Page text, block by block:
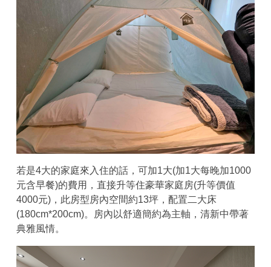
若是4大的家庭來入住的話，可加1大(加1大每晚加1000
元含早餐)的費用，直接升等住豪華家庭房(升等價值
4000元)，此房型房內空間約13坪，配置二大床
(180cm*200cm)。房內以舒適簡約為主軸，清新中帶著
典雅風情。